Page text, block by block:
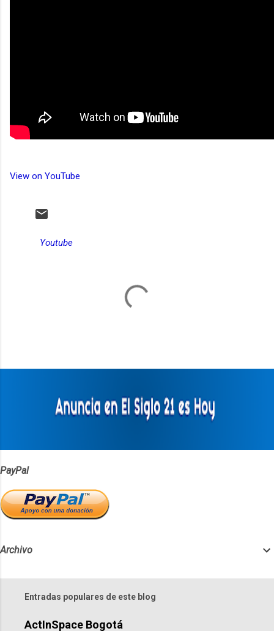
View on YouTube
Youtube
PayPal
Archivo
Entradas populares de este blog
ActInSpace Bogotá